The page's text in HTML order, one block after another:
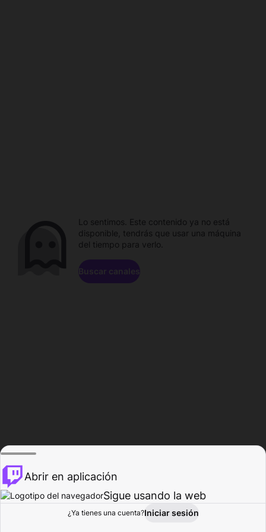
Explorar Actividad
Lo sentimos. Este contenido ya no está
disponible, tendrás que usar una máquina
del tiempo para verlo.
Buscar canales
Abrir en aplicación
Sigue usando la web
¿Ya tienes una cuenta?Iniciar sesión